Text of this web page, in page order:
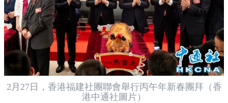
2月27日，香港福建社團聯會舉行丙午年新春團拜（香
港中通社圖片）